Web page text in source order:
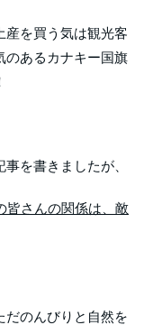
産を買う気は観光客
のあるカナキー国旗
を書きましたが、
皆さんの関係は、敵
だのんびりと自然を